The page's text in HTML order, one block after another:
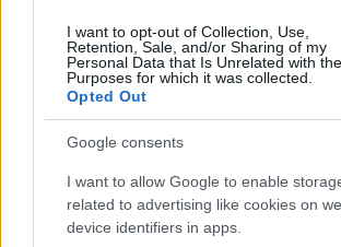
I want to opt-out of Collection, Use,
Retention, Sale, and/or Sharing of my
Personal Data that Is Unrelated with the
Purposes for which it was collected.
Opted Out
Google consents
I want to allow Google to enable
related to advertising like cookies on
device identifiers in apps.
ÓVA INTENEK AZ
ORVOSOK AZ
SZTÁRJÁTÓL
Csupa természetes anyagot tartalmaz,
egy nagy baj. Rövid idő alatt letarolta a
úgynevezett kortizolkoktél. A koktél a